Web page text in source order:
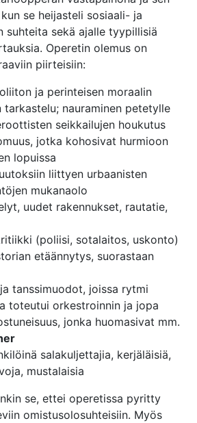
se heijasteli sosiaali- ja
suhteita sekä ajalle tyypillisiä
Operetin olemus on
piirteisiin:
ja perinteisen moraalin
nauraminen petetylle
seikkailujen houkutus
jotka kohosivat hurmioon
lopuissa
liittyen urbaanisten
mukanaolo
uudet rakennukset, rautatie,
(poliisi, sotalaitos, uskonto)
etäännytys, suorastaan
tanssimuodot, joissa rytmi
toteutui orkestroinnin ja jopa
jonka huomasivat mm.
salakuljettajia, kerjäläisiä,
mustalaisia
se, ettei operetissa pyritty
omistusolosuhteisiin. Myös